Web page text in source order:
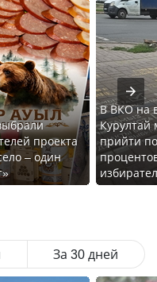
проекта
– один
В ВКО на
Курултай
прийти
За 30 дней